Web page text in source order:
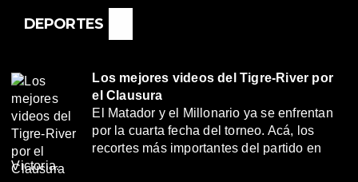
DEPORTES
Los mejores videos del Tigre-River por
el Clausura
El Matador y el Millonario ya se enfrentan
por la cuarta fecha del torneo. Acá, los
recortes más importantes del partido en
Victoria.